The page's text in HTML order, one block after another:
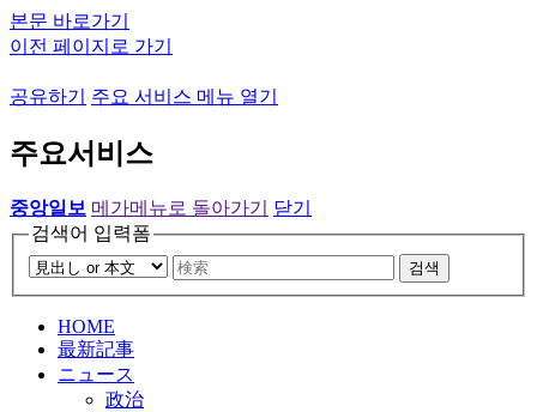
본문 바로가기
이전 페이지로 가기
공유하기 주요 서비스 메뉴 열기
주요서비스
중앙일보 메가메뉴로 돌아가기
닫기
검색어 입력폼
검색
HOME
最新記事
ニュース
政治